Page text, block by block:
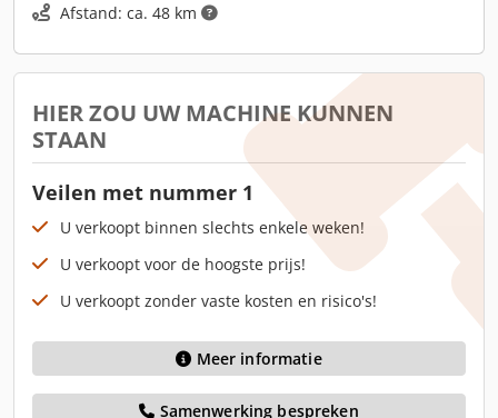
Afstand: ca. 48 km
HIER ZOU UW MACHINE KUNNEN
STAAN
Veilen met nummer 1
U verkoopt binnen slechts enkele weken!
U verkoopt voor de hoogste prijs!
U verkoopt zonder vaste kosten en risico's!
Meer informatie
Samenwerking bespreken